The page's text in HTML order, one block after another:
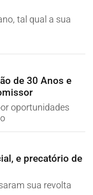
tal qual a sua
de 30 Anos e
oportunidades
e precatório de
sua revolta